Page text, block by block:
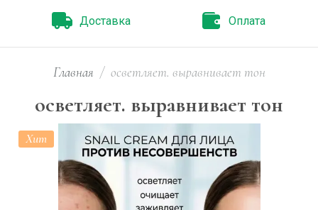
Доставка Оплата
Главная / осветляет. выравнивает тон
осветляет. выравнивает тон
Хит